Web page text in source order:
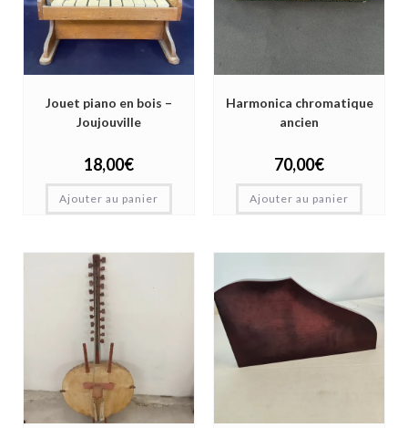
Jouet piano en bois –
Joujouville
18,00€
Ajouter au panier
Harmonica chromatique
ancien
70,00€
Ajouter au panier